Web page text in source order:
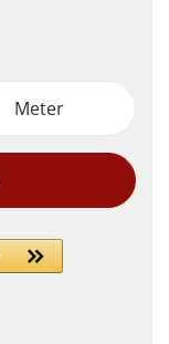
Meter